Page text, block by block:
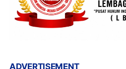
ADVERTISEMENT